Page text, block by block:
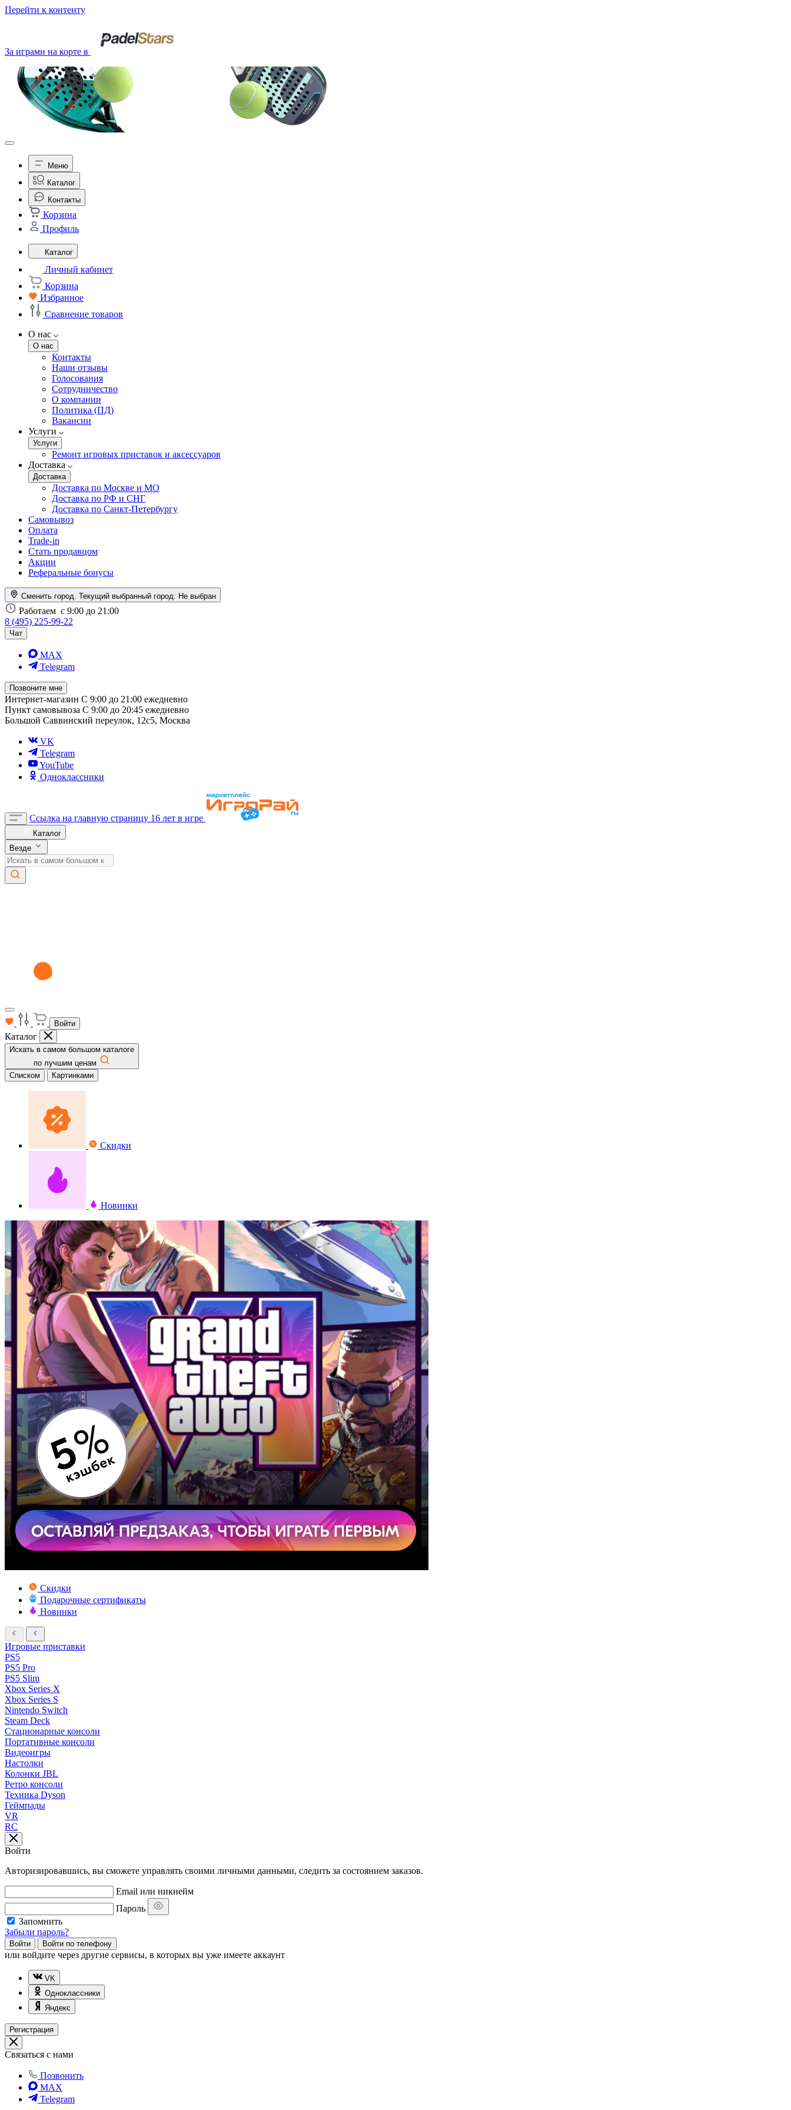
Перейти к контенту
За играми на корте в
Меню
Каталог
Контакты
Корзина
Профиль
Каталог
Личный кабинет
Корзина
Избранное
Сравнение товаров
О нас
О нас
Контакты
Наши отзывы
Голосования
Сотрудничество
О компании
Политика (ПД)
Вакансии
Услуги
Услуги
Ремонт игровых приставок и аксессуаров
Доставка
Доставка
Доставка по Москве и МО
Доставка по РФ и СНГ
Доставка по Санкт-Петербургу
Самовывоз
Оплата
Trade-in
Стать продавцом
Акции
Реферальные бонусы
Сменить город. Текущий выбранный город: Не выбран
Работаем с 9:00 до 21:00
8 (495) 225-99-22
Чат
MAX
Telegram
Позвоните мне
Интернет-магазин С 9:00 до 21:00 ежедневно
Пункт самовывоза С 9:00 до 20:45 ежедневно
Большой Саввинский переулок, 12с5, Москва
VK
Telegram
YouTube
Одноклассники
Ссылка на главную страницу 16 лет в игре
Каталог
Везде
Войти
Каталог
Искать в самом большом каталоге
по лучшим ценам
Списком
Картинками
Скидки
Новинки
Скидки
Подарочные сертификаты
Новинки
Игровые приставки
PS5
PS5 Pro
PS5 Slim
Xbox Series X
Xbox Series S
Nintendo Switch
Steam Deck
Стационарные консоли
Портативные консоли
Видеоигры
Настолки
Колонки JBL
Ретро консоли
Техника Dyson
Геймпады
VR
RC
Войти
Авторизировавшись, вы сможете управлять своими личными данными, следить за состоянием заказов.
Email или никнейм
Пароль
Запомнить
Забыли пароль?
Войти Войти по телефону
или войдите через другие сервисы, в которых вы уже имеете аккаунт
VK
Одноклассники
Яндекс
Регистрация
Связаться с нами
Позвонить
MAX
Telegram